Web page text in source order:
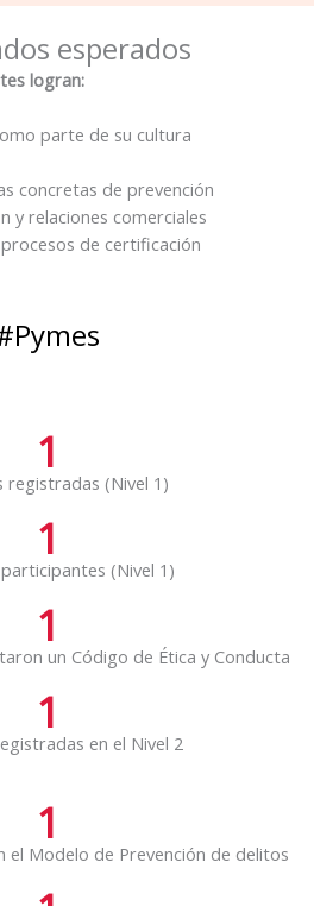
esperados
logran:
parte de su cultura
concretas de prevención
y relaciones comerciales
de certificación
1
registradas (Nivel 1)
1
(Nivel 1)
1
un Código de Ética y Conducta
1
en el Nivel 2
1
el Modelo de Prevención de delitos